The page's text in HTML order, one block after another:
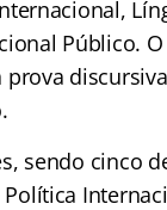
Público.
sendo cinco